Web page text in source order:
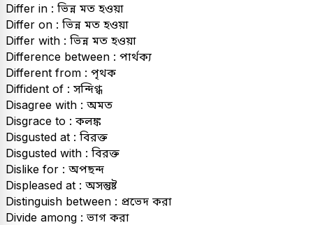
Differ in : ভিন্ন মত হওয়া
Differ on : ভিন্ন মত হওয়া
Differ with : ভিন্ন মত হওয়া
Difference between : পার্থক্য
Different from : পৃথক
Diffident of : সন্দিগ্ধ
Disagree with : অমত
Disgrace to : কলঙ্ক
Disgusted at : বিরক্ত
Disgusted with : বিরক্ত
Dislike for : অপছন্দ
Displeased at : অসন্তুষ্ট
Distinguish between : প্রভেদ করা
Divide among : ভাগ করা